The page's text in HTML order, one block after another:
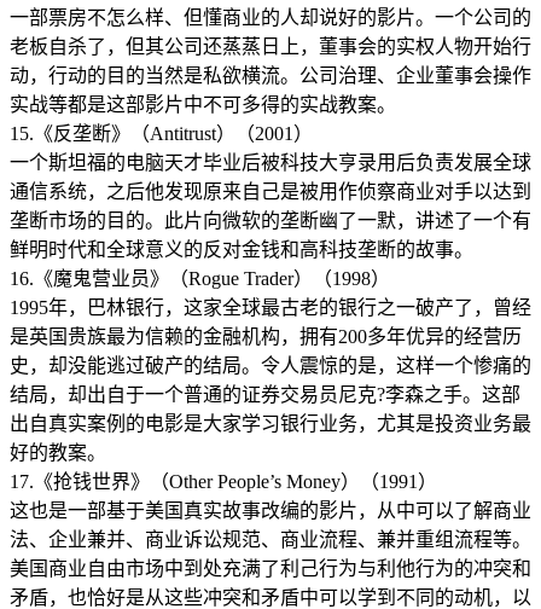
一部票房不怎么样、但懂商业的人却说好的影片。一个公司的
老板自杀了，但其公司还蒸蒸日上，董事会的实权人物开始行
动，行动的目的当然是私欲横流。公司治理、企业董事会操作
实战等都是这部影片中不可多得的实战教案。
15.《反垄断》（Antitrust）（2001）
一个斯坦福的电脑天才毕业后被科技大亨录用后负责发展全球
通信系统，之后他发现原来自己是被用作侦察商业对手以达到
垄断市场的目的。此片向微软的垄断幽了一默，讲述了一个有
鲜明时代和全球意义的反对金钱和高科技垄断的故事。
16.《魔鬼营业员》（Rogue Trader）（1998）
1995年，巴林银行，这家全球最古老的银行之一破产了，曾经
是英国贵族最为信赖的金融机构，拥有200多年优异的经营历
史，却没能逃过破产的结局。令人震惊的是，这样一个惨痛的
结局，却出自于一个普通的证券交易员尼克?李森之手。这部
出自真实案例的电影是大家学习银行业务，尤其是投资业务最
好的教案。
17.《抢钱世界》（Other People’s Money）（1991）
这也是一部基于美国真实故事改编的影片，从中可以了解商业
法、企业兼并、商业诉讼规范、商业流程、兼并重组流程等。
美国商业自由市场中到处充满了利己行为与利他行为的冲突和
矛盾，也恰好是从这些冲突和矛盾中可以学到不同的动机，以